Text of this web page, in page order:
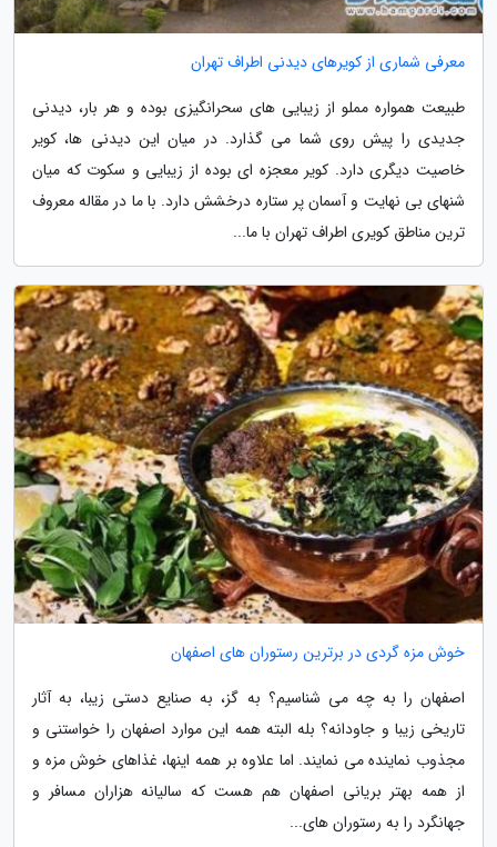
معرفی شماری از کویرهای دیدنی اطراف تهران
طبیعت همواره مملو از زیبایی های سحرانگیزی بوده و هر بار، دیدنی
جدیدی را پیش روی شما می گذارد. در میان این دیدنی ها، کویر
خاصیت دیگری دارد. کویر معجزه ای بوده از زیبایی و سکوت که میان
شنهای بی نهایت و آسمان پر ستاره درخشش دارد. با ما در مقاله معروف
ترین مناطق کویری اطراف تهران با ما...
خوش مزه گردی در برترین رستوران های اصفهان
اصفهان را به چه می شناسیم؟ به گز، به صنایع دستی زیبا، به آثار
تاریخی زیبا و جاودانه؟ بله البته همه این موارد اصفهان را خواستنی و
مجذوب نماینده می نمایند. اما علاوه بر همه اینها، غذاهای خوش مزه و
از همه بهتر بریانی اصفهان هم هست که سالیانه هزاران مسافر و
جهانگرد را به رستوران های...